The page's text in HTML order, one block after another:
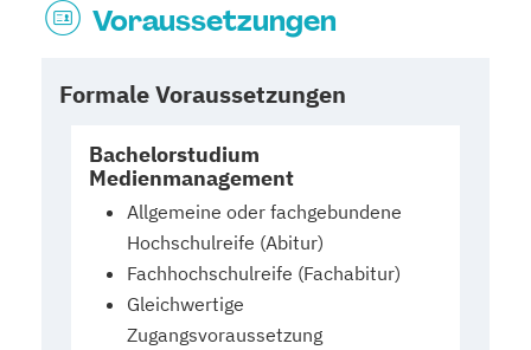
Voraussetzungen
Formale Voraussetzungen
Bachelorstudium
Medienmanagement
Allgemeine oder fachgebundene
Hochschulreife (Abitur)
Fachhochschulreife (Fachabitur)
Gleichwertige
Zugangsvoraussetzung